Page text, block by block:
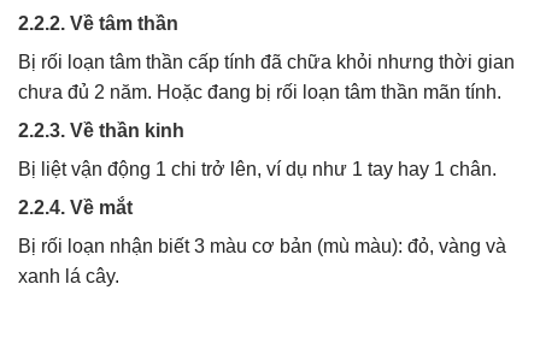
2.2.2. Về tâm thần
Bị rối loạn tâm thần cấp tính đã chữa khỏi nhưng thời gian
chưa đủ 2 năm. Hoặc đang bị rối loạn tâm thần mãn tính.
2.2.3. Về thần kinh
Bị liệt vận động 1 chi trở lên, ví dụ như 1 tay hay 1 chân.
2.2.4. Về mắt
Bị rối loạn nhận biết 3 màu cơ bản (mù màu): đỏ, vàng và
xanh lá cây.